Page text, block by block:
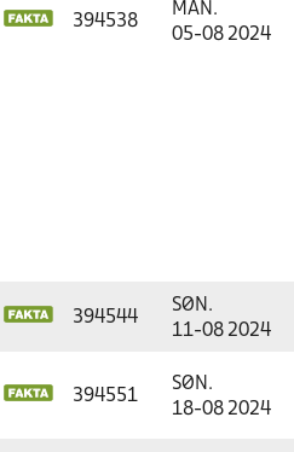
394538
MAN.
05-08 2024
394544
SØN.
11-08 2024
394551
SØN.
18-08 2024